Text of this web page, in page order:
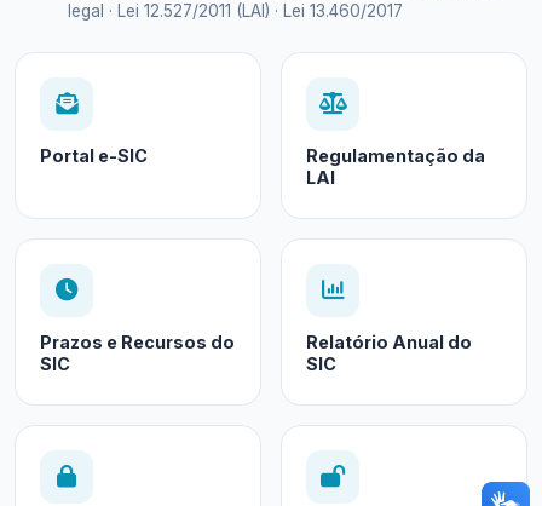
legal · Lei 12.527/2011 (LAI) · Lei 13.460/2017
Portal e-SIC
Regulamentação da
LAI
Prazos e Recursos do
SIC
Relatório Anual do
SIC